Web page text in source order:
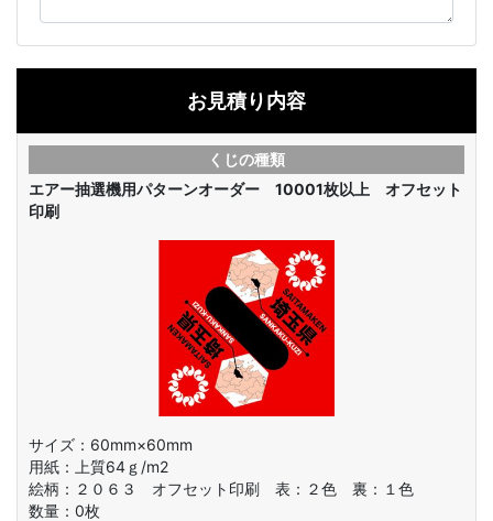
お見積り内容
くじの種類
エアー抽選機用パターンオーダー 10001枚以上 オフセット
印刷
サイズ：60mm×60mm
用紙：上質64ｇ/m2
絵柄： ２０６３ オフセット印刷 表：２色 裏：１色
数量： 0枚